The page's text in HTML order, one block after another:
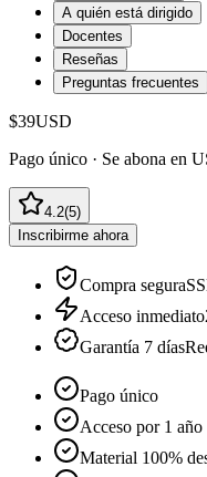
A quién está dirigido
Docentes
Reseñas
Preguntas frecuentes
$39USD
Pago único · Se abona en
4.2(5)
Inscribirme ahora
Compra segura
Acceso inmediato
Garantía 7 días
Pago único
Acceso por 1 año
Material 100%